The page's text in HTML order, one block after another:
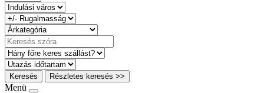
Keresés Részletes keresés >>
Menü